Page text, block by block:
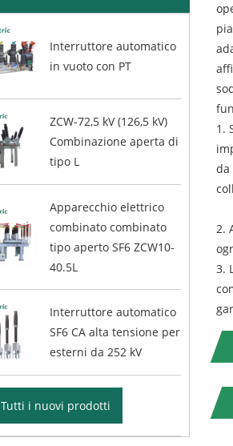
Interruttore automatico
in vuoto con PT
ZCW-72,5 kV (126,5 kV)
Combinazione aperta di
tipo L
Apparecchio elettrico
combinato combinato
tipo aperto SF6 ZCW10-
40.5L
Interruttore automatico
SF6 CA alta tensione per
esterni da 252 kV
Tutti i nuovi prodotti
1.
da
2.
3.